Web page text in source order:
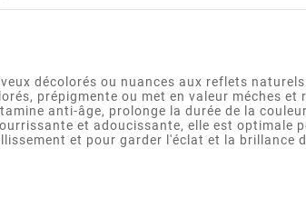
décolorés ou nuances aux reflets
prépigmente ou met en valeur méches et
anti-âge, prolonge la durée de la
et adoucissante, elle est optimale
et pour garder l'éclat et la brillance